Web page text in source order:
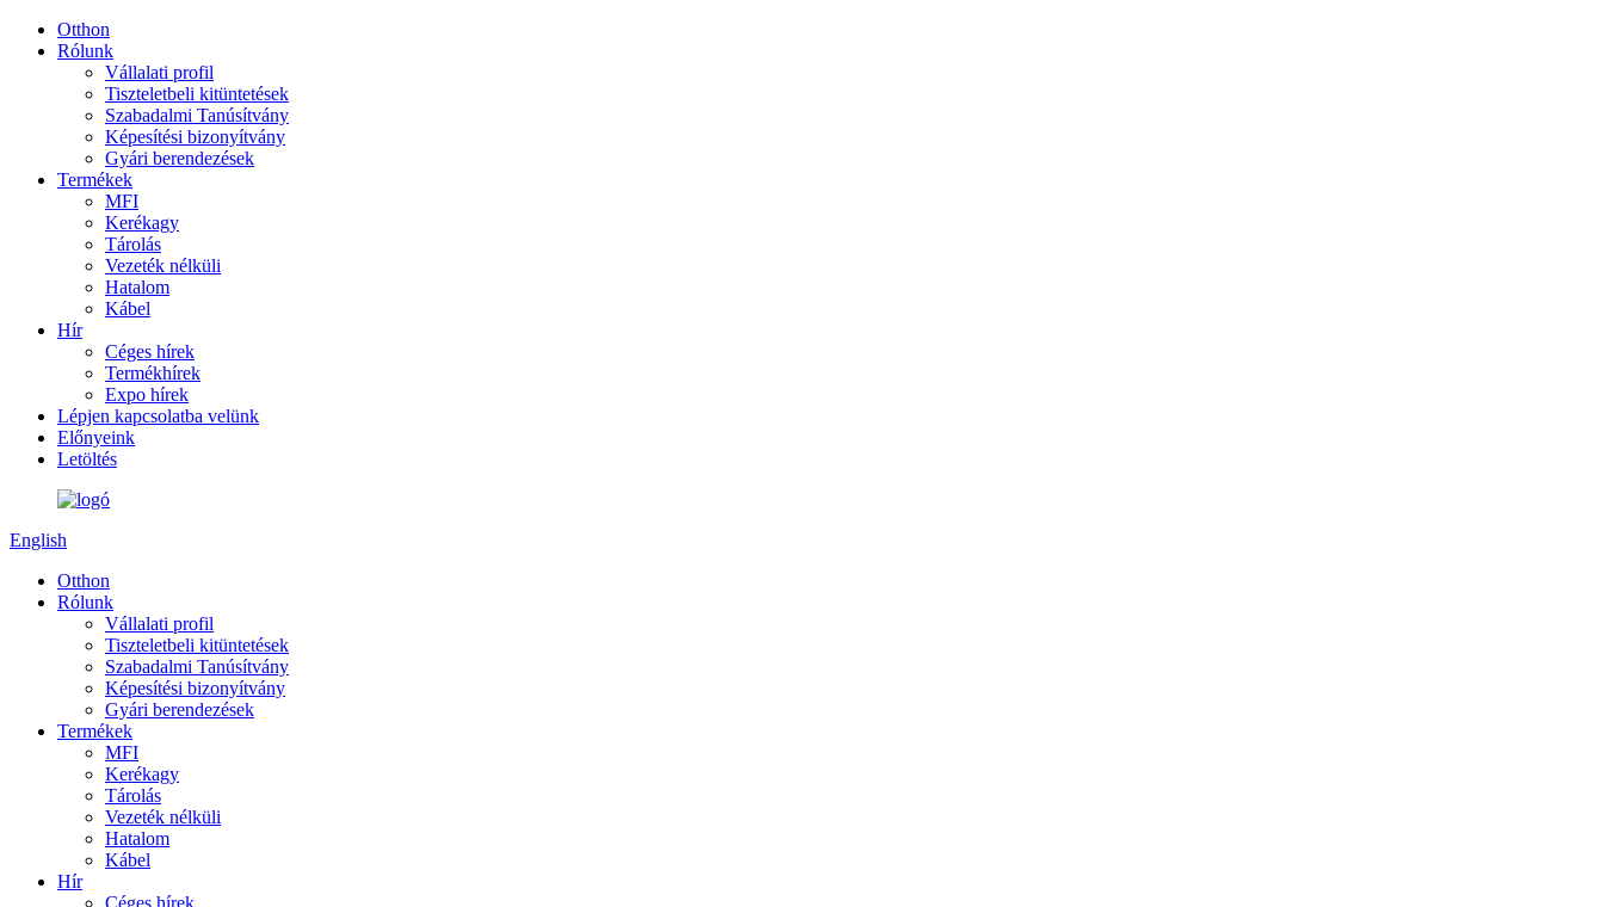
Otthon
Rólunk
Vállalati profil
Tiszteletbeli kitüntetések
Szabadalmi Tanúsítvány
Képesítési bizonyítvány
Gyári berendezések
Termékek
MFI
Kerékagy
Tárolás
Vezeték nélküli
Hatalom
Kábel
Hír
Céges hírek
Termékhírek
Expo hírek
Lépjen kapcsolatba velünk
Előnyeink
Letöltés
English
Otthon
Rólunk
Vállalati profil
Tiszteletbeli kitüntetések
Szabadalmi Tanúsítvány
Képesítési bizonyítvány
Gyári berendezések
Termékek
MFI
Kerékagy
Tárolás
Vezeték nélküli
Hatalom
Kábel
Hír
Céges hírek